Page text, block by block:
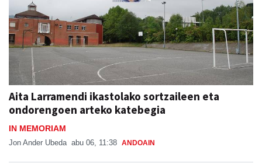
Aita Larramendi ikastolako sortzaileen eta
ondorengoen arteko katebegia
IN MEMORIAM
Jon Ander Ubeda abu 06, 11:38 ANDOAIN